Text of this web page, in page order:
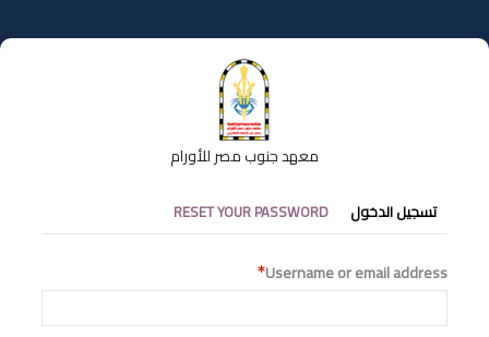
إلى
المحتوى
معهد جنوب مصر للأورام
التبويبات
الأساسية
تسجيل الدخول RESET YOUR PASSWORD
Username or email address